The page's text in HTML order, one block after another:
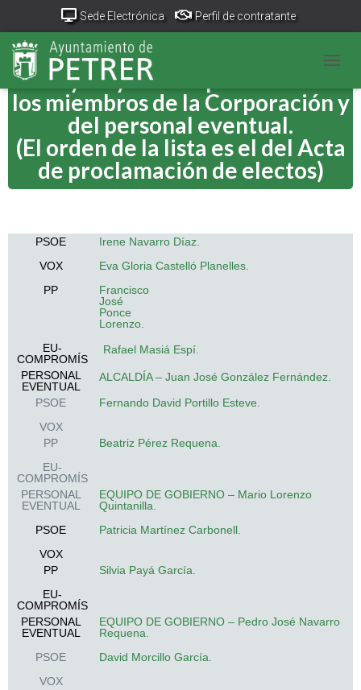
Sede Electrónica Perfil de contratante
Portal Transparencia
Canal de denuncias
Perfil y trayectoria profesional de
los miembros de la Corporación y
del personal eventual.
(El orden de la lista es el del Acta
de proclamación de electos)
PSOE
Irene Navarro Díaz.
VOX
Eva Gloria Castelló Planelles.
PP
Francisco
José
Ponce
Lorenzo.
EU-
COMPROMÍS
Rafael Masiá Espí.
PERSONAL
EVENTUAL
ALCALDÍA – Juan José González Fernández.
PSOE
Fernando David Portillo Esteve.
VOX
PP
Beatriz Pérez Requena.
EU-
COMPROMÍS
PERSONAL
EVENTUAL
EQUIPO DE GOBIERNO – Mario Lorenzo
Quintanilla.
PSOE
Patricia Martínez Carbonell.
VOX
PP
Silvia Payá García.
EU-
COMPROMÍS
PERSONAL
EVENTUAL
EQUIPO DE GOBIERNO – Pedro José Navarro
Requena.
PSOE
David Morcillo García.
VOX